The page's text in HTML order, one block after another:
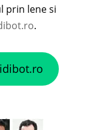
prin lene si
.